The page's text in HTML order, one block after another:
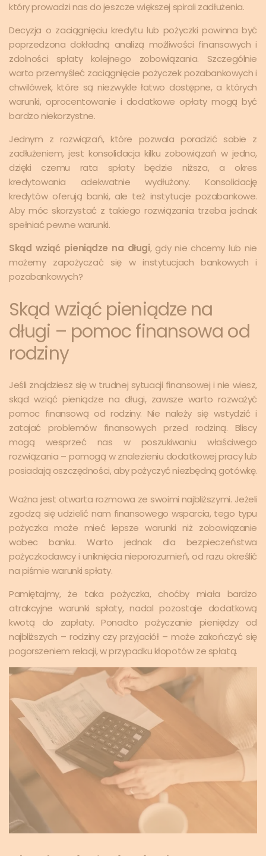
który prowadzi nas do jeszcze większej spirali zadłużenia.
Decyzja o zaciągnięciu kredytu lub pożyczki powinna być
poprzedzona dokładną analizą możliwości finansowych i
zdolności spłaty kolejnego zobowiązania. Szczególnie
warto przemyśleć zaciągnięcie pożyczek pozabankowych i
chwilówek, które są niezwykle łatwo dostępne, a których
warunki, oprocentowanie i dodatkowe opłaty mogą być
bardzo niekorzystne.
Jednym z rozwiązań, które pozwala poradzić sobie z
zadłużeniem, jest konsolidacja kilku zobowiązań w jedno,
dzięki czemu rata spłaty będzie niższa, a okres
kredytowania adekwatnie wydłużony. Konsolidację
kredytów oferują banki, ale też instytucje pozabankowe.
Aby móc skorzystać z takiego rozwiązania trzeba jednak
spełniać pewne warunki.
Skąd wziąć pieniądze na długi, gdy nie chcemy lub nie
możemy zapożyczać się w instytucjach bankowych i
pozabankowych?
Skąd wziąć pieniądze na
długi – pomoc finansowa od
rodziny
Jeśli znajdziesz się w trudnej sytuacji finansowej i nie wiesz,
skąd wziąć pieniądze na długi, zawsze warto rozważyć
pomoc finansową od rodziny. Nie należy się wstydzić i
zatajać problemów finansowych przed rodziną. Bliscy
mogą wesprzeć nas w poszukiwaniu właściwego
rozwiązania – pomogą w znalezieniu dodatkowej pracy lub
posiadają oszczędności, aby pożyczyć niezbędną gotówkę.
Ważna jest otwarta rozmowa ze swoimi najbliższymi. Jeżeli
zgodzą się udzielić nam finansowego wsparcia, tego typu
pożyczka może mieć lepsze warunki niż zobowiązanie
wobec banku. Warto jednak dla bezpieczeństwa
pożyczkodawcy i uniknięcia nieporozumień, od razu określić
na piśmie warunki spłaty.
Pamiętajmy, że taka pożyczka, choćby miała bardzo
atrakcyjne warunki spłaty, nadal pozostaje dodatkową
kwotą do zapłaty. Ponadto pożyczanie pieniędzy od
najbliższych – rodziny czy przyjaciół – może zakończyć się
pogorszeniem relacji, w przypadku kłopotów ze spłatą.